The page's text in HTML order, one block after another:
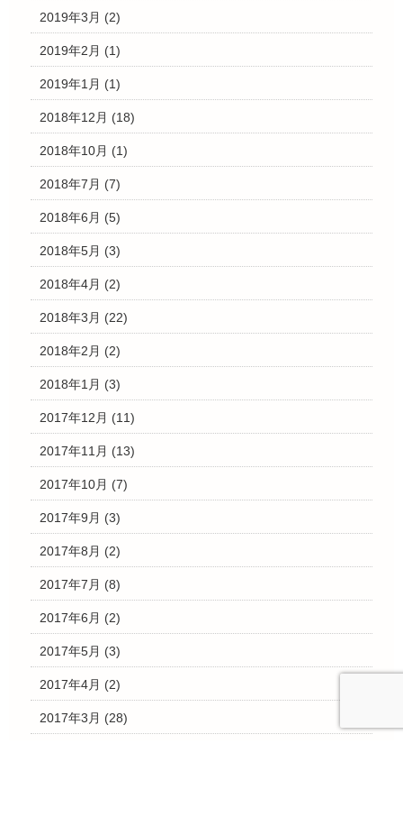
2019年3月 (2)
2019年2月 (1)
2019年1月 (1)
2018年12月 (18)
2018年10月 (1)
2018年7月 (7)
2018年6月 (5)
2018年5月 (3)
2018年4月 (2)
2018年3月 (22)
2018年2月 (2)
2018年1月 (3)
2017年12月 (11)
2017年11月 (13)
2017年10月 (7)
2017年9月 (3)
2017年8月 (2)
2017年7月 (8)
2017年6月 (2)
2017年5月 (3)
2017年4月 (2)
2017年3月 (28)